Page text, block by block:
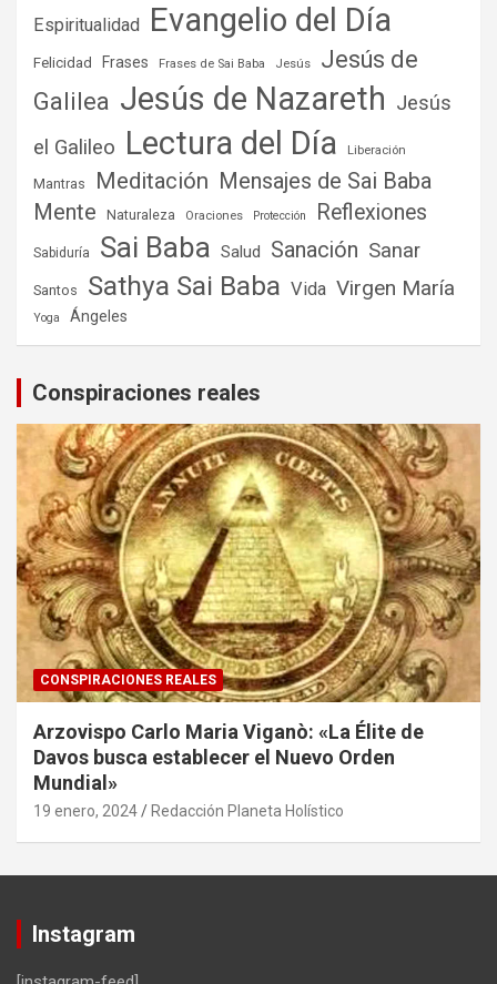
Espiritualidad Evangelio del Día
Felicidad Frases Frases de Sai Baba Jesús
Jesús de
Galilea Jesús de Nazareth Jesús
el Galileo Lectura del Día Liberación
Mantras Meditación Mensajes de Sai Baba
Mente
Naturaleza Oraciones Protección Reflexiones
Sabiduría Sai Baba Salud Sanación Sanar
Santos Sathya Sai Baba Vida Virgen María
Yoga Ángeles
Conspiraciones reales
CONSPIRACIONES REALES
Arzovispo Carlo Maria Viganò: «La Élite de
Davos busca establecer el Nuevo Orden
Mundial»
19 enero, 2024 Redacción Planeta Holístico
Instagram